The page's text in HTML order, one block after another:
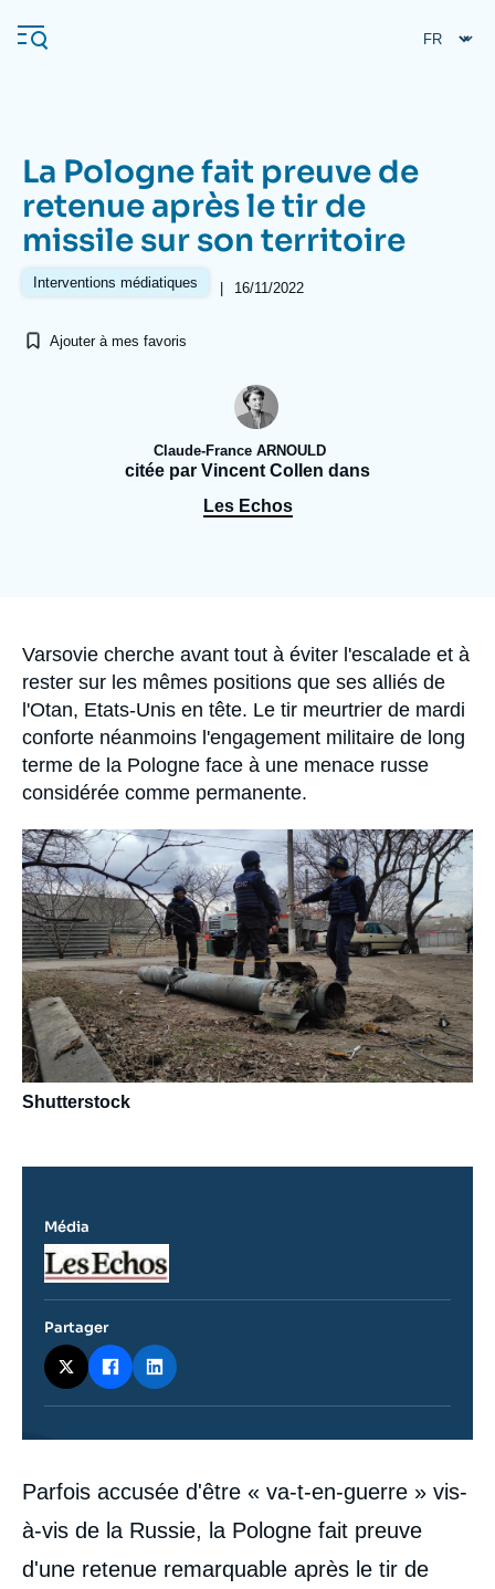
au
contenu
Navigation
principale
L'Ifri
Se connecter
À propos de l'Ifri
Proche-Orient
La Pologne fait preuve de
retenue après le tir de
missile sur son territoire
Interventions médiatiques | 16/11/2022
Ajouter à mes favoris
Claude-France ARNOULD
citée par Vincent Collen dans
Les Echos
Accroche
Varsovie cherche avant tout à éviter l'escalade et à
rester sur les mêmes positions que ses alliés de
l'Otan, Etats-Unis en tête. Le tir meurtrier de mardi
conforte néanmoins l'engagement militaire de long
terme de la Pologne face à une menace russe
considérée comme permanente.
Image
principale
médiatique
Shutterstock
Contenu
intervention
médiatique
Parfois accusée d'être « va-t-en-guerre » vis-
à-vis de la Russie, la Pologne fait preuve
d'une retenue remarquable après le tir de
Média
Logo
Partager